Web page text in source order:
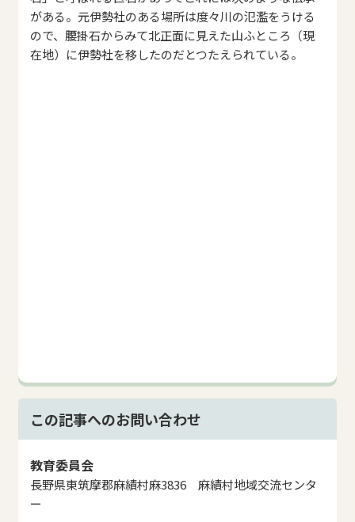
がある。元伊勢社のある場所は度々川の氾濫をうける
ので、腰掛石からみて北正面に見えた山ふところ（現
在地）に伊勢社を移したのだとつたえられている。
この記事へのお問い合わせ
教育委員会
長野県東筑摩郡麻績村麻3836 麻績村地域交流センタ
ー